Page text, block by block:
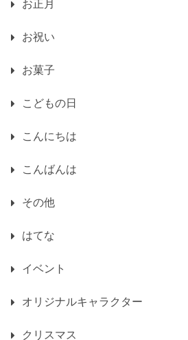
お正月
お祝い
お菓子
こどもの日
こんにちは
こんばんは
その他
はてな
イベント
オリジナルキャラクター
クリスマス